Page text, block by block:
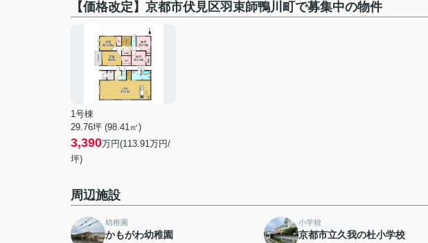
【価格改定】京都市伏見区羽束師鴨川町で募集中の物件
1号棟
29.76坪 (98.41㎡)
3,390万円(113.91万円/
坪)
周辺施設
幼稚園
かもがわ幼稚園
小学校
京都市立久我の杜小学校